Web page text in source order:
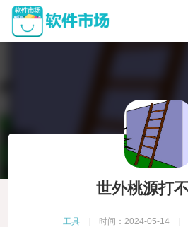
世外桃源打
工具 时间：2024-05-14